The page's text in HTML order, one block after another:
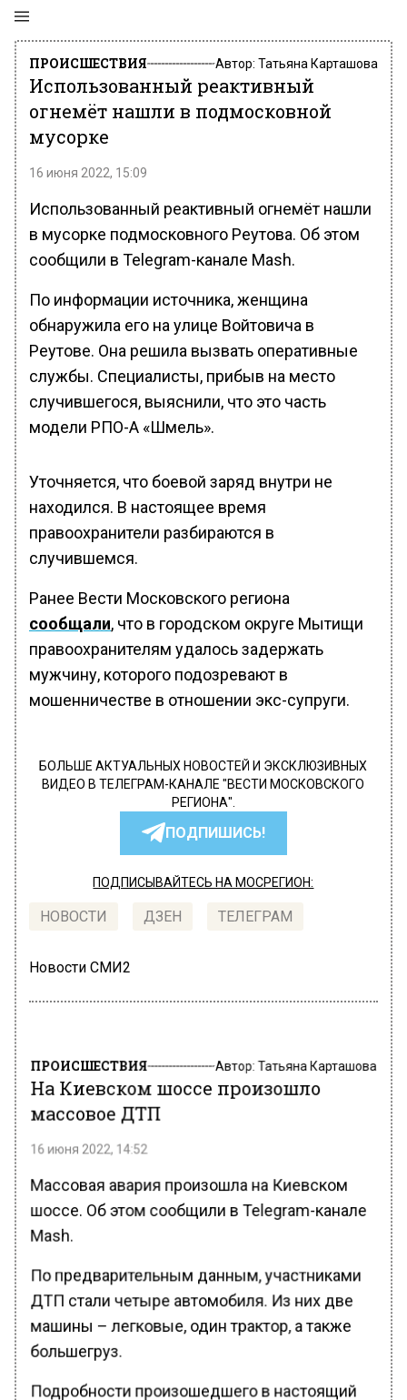
ПРОИСШЕСТВИЯ Автор: Татьяна Карташова
Использованный реактивный
огнемёт нашли в подмосковной
мусорке
16 июня 2022, 15:09
Использованный реактивный огнемёт нашли
в мусорке подмосковного Реутова. Об этом
сообщили в Telegram-канале Mash.
По информации источника, женщина
обнаружила его на улице Войтовича в
Реутове. Она решила вызвать оперативные
службы. Специалисты, прибыв на место
случившегося, выяснили, что это часть
модели РПО-А «Шмель».
Уточняется, что боевой заряд внутри не
находился. В настоящее время
правоохранители разбираются в
случившемся.
Ранее Вести Московского региона
сообщали, что в городском округе Мытищи
правоохранителям удалось задержать
мужчину, которого подозревают в
мошенничестве в отношении экс-супруги.
БОЛЬШЕ АКТУАЛЬНЫХ НОВОСТЕЙ И ЭКСКЛЮЗИВНЫХ
ВИДЕО В ТЕЛЕГРАМ-КАНАЛЕ "ВЕСТИ МОСКОВСКОГО
РЕГИОНА".
ПОДПИШИСЬ!
ПОДПИСЫВАЙТЕСЬ НА МОСРЕГИОН:
НОВОСТИ ДЗЕН ТЕЛЕГРАМ
Новости СМИ2
ПРОИСШЕСТВИЯ Автор:Татьяна Карташова
На Киевском шоссе произошло
массовое ДТП
16 июня 2022, 14:52
Массовая авария произошла на Киевском
шоссе. Об этом сообщили в Telegram-канале
Mash.
По предварительным данным, участниками
ДТП стали четыре автомобиля. Из них две
машины – легковые, один трактор, а также
большегруз.
Подробности произошедшего в настоящий